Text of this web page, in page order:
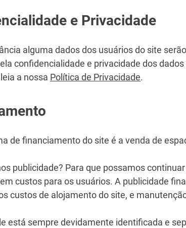
e Privacidade
alguma dados dos usuários do site
confidencialidade e privacidade dos
a nossa Política de Privacidade.
de financiamento do site é a venda de
publicidade? Para que possamos
custos para os usuários. A publicidade
custos de alojamento do site, e
está sempre devidamente identificada e